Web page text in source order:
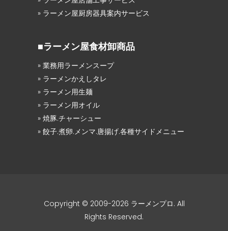
» ラーメン屋厨房器具案内サービス
■ラーメン屋食材卸商品
» 業務用ラーメンスープ
» ラーメンかえしタレ
» ラーメン用生麺
» ラーメン用オイル
» 焼豚.チャーシュー
» 餃子.煮卵.メンマ.唐揚げ.各種サイドメニュー
Copyright © 2009-2026 ラーメンプロ. All
Rights Reserved.